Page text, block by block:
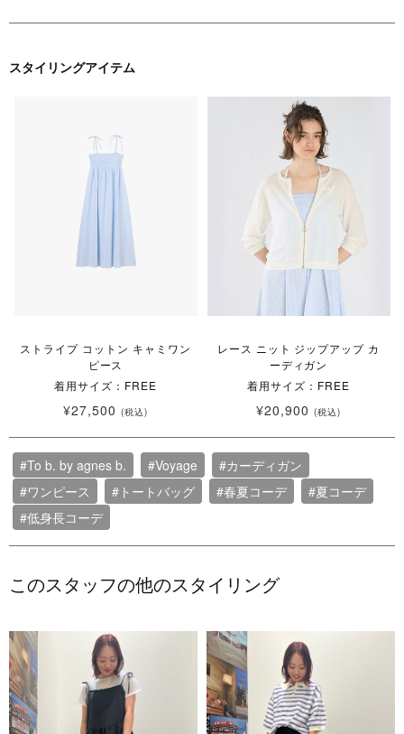
スタイリングアイテム
ストライプ コットン キャミワン
ピース
着用サイズ：FREE
¥27,500 (税込)
レース ニット ジップアップ カ
ーディガン
着用サイズ：FREE
¥20,900 (税込)
#To b. by agnes b. #Voyage
#カーディガン
#ワンピース
#トートバッグ #春夏コーデ
#夏コーデ
#低身長コーデ
このスタッフの他のスタイリング